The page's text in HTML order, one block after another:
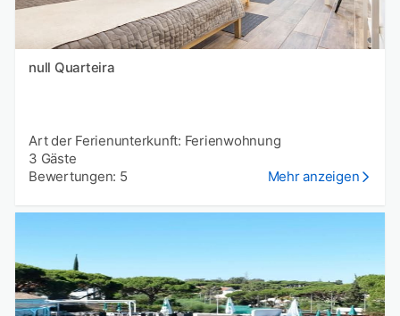
null Quarteira
Art der Ferienunterkunft: Ferienwohnung
3 Gäste
Bewertungen: 5
Mehr anzeigen